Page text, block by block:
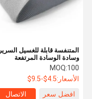
المتنفسة قابلة للغسيل السرير
وسادة الوسادة المرتفعة
الوسادة الذاكرة الرغوة ساق
وسادة الوسادة
MOQ:100
الأسعار:4.5$-9.5$
افضل سعر
الاتصال